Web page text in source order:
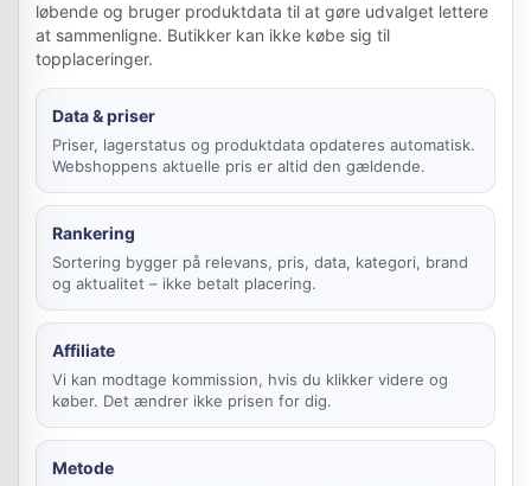
løbende og bruger produktdata til at gøre udvalget lettere
at sammenligne. Butikker kan ikke købe sig til
topplaceringer.
Data & priser
Priser, lagerstatus og produktdata opdateres automatisk.
Webshoppens aktuelle pris er altid den gældende.
Rankering
Sortering bygger på relevans, pris, data, kategori, brand
og aktualitet – ikke betalt placering.
Affiliate
Vi kan modtage kommission, hvis du klikker videre og
køber. Det ændrer ikke prisen for dig.
Metode